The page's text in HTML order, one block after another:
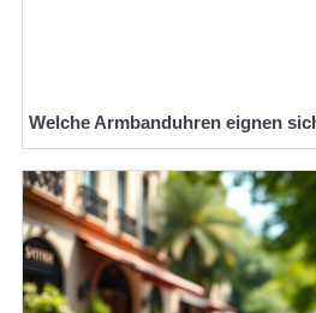
Welche Armbanduhren eignen